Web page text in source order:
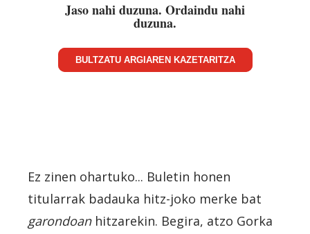
Jaso nahi duzuna. Ordaindu nahi
duzuna.
BULTZATU ARGIAREN KAZETARITZA
Ez zinen ohartuko... Buletin honen
titularrak badauka hitz-joko merke bat
garondoan hitzarekin. Begira, atzo Gorka